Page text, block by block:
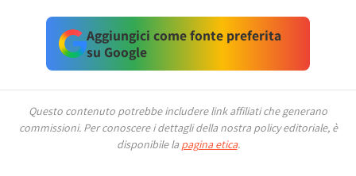
Aggiungici come fonte preferita
su Google
Questo contenuto potrebbe includere link affiliati che generano
commissioni. Per conoscere i dettagli della nostra policy editoriale, è
disponibile la pagina etica.